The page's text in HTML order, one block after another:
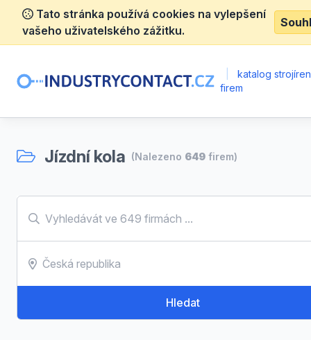
Tato stránka používá cookies na vylepšení
vašeho uživatelského zážitku.
katalog
firem
Jízdní kola (Nalezeno 649 firem)
Hledat